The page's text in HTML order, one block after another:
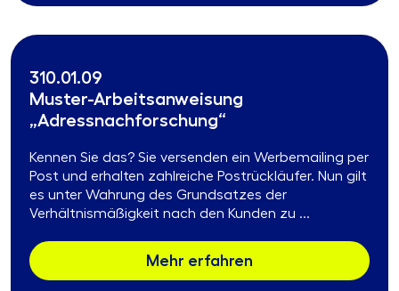
310.01.09
Muster-Arbeitsanweisung
„Adressnachforschung“
Kennen Sie das? Sie versenden ein Werbemailing per
Post und erhalten zahlreiche Postrückläufer. Nun gilt
es unter Wahrung des Grundsatzes der
Verhältnismäßigkeit nach den Kunden zu ...
Mehr erfahren